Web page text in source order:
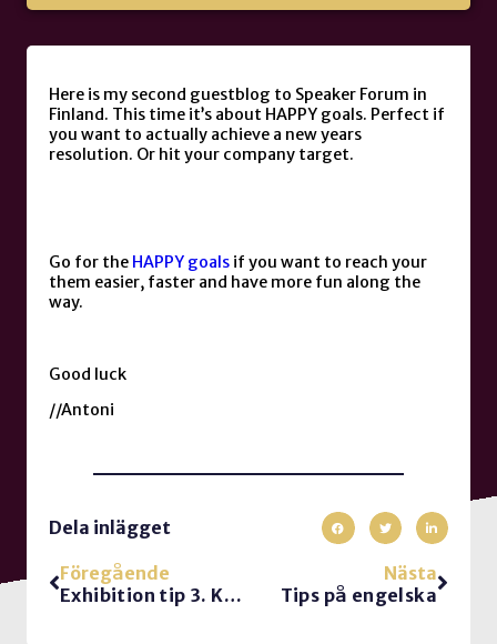
Here is my second guestblog to Speaker Forum in
Finland. This time it’s about HAPPY goals. Perfect if
you want to actually achieve a new years
resolution. Or hit your company target.
Go for the HAPPY goals if you want to reach your
them easier, faster and have more fun along the
way.
Good luck
//Antoni
Dela inlägget
Föregående
Exhibition tip 3. Know-Show-Go vs SPIN
Nästa
Tips på engelska